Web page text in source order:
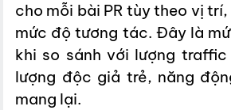
cho mỗi bài PR tùy theo vị
mức độ tương tác. Đây là
khi so sánh với lượng
lượng độc giả trẻ, năng
mang lại.